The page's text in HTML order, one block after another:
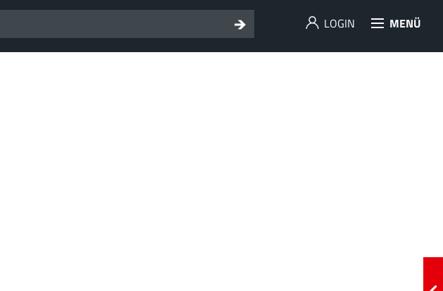
LOGIN MENÜ